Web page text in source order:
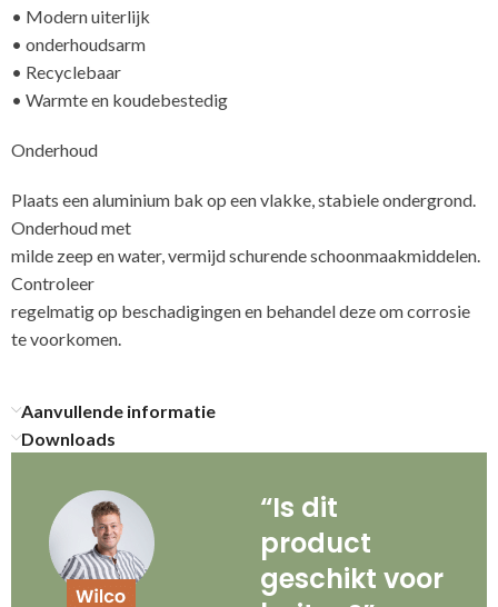
• Modern uiterlijk
• onderhoudsarm
• Recyclebaar
• Warmte en koudebestedig
Onderhoud
Plaats een aluminium bak op een vlakke, stabiele ondergrond.
Onderhoud met
milde zeep en water, vermijd schurende schoonmaakmiddelen.
Controleer
regelmatig op beschadigingen en behandel deze om corrosie
te voorkomen.
Aanvullende informatie
Downloads
“Is dit
product
geschikt voor